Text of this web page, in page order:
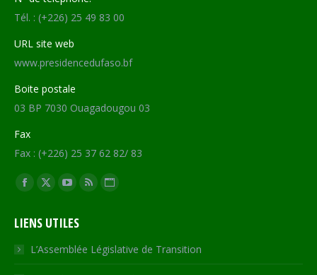
Tél. : (+226) 25 49 83 00
URL site web
www.presidencedufaso.bf
Boite postale
03 BP 7030 Ouagadougou 03
Fax
Fax : (+226) 25 37 62 82/ 83
Trouvez nous sur :
Facebook
opens
in
new
X
opens
in
new
YouTube
opens
in
new
RSS
in
new
Site
opens
in
LIENS UTILES
L’Assemblée Législative de Transition